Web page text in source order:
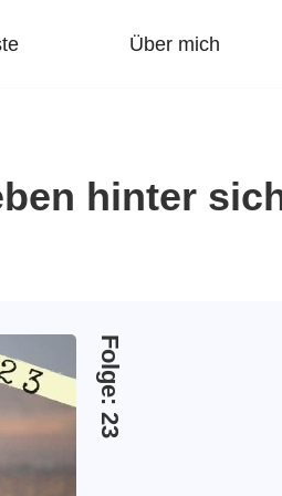
Über mich
hinter
Folge: 23